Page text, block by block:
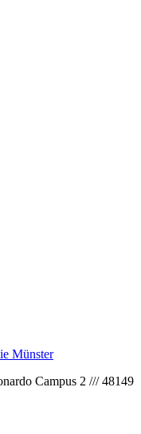
Münster
Campus 2 /// 48149